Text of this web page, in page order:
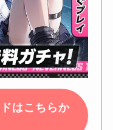
はこちらか